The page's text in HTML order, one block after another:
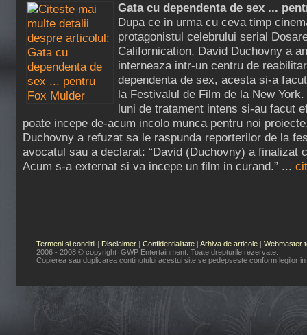
Gata cu dependenta de sex ...
Dupa ce in urma cu ceva timp
protagonistul celebrului serial
Californication, David Duchovny a
interneaza intr-un centru de
dependenta de sex, acesta si-a
la Festivalul de Film de la New
luni de tratament intens si-au facut
poate incepe de-acum incolo munca pentru noi
Duchovny a refuzat sa le raspunda reporterilor de la
avocatul sau a declarat: “David (Duchovny) a finalizat
Acum s-a externat si va incepe un film in curand.” ...
Termeni si conditii | Disclaimer | Confidentialitate | Arhiva de articole | Webmaster
2006 - 2008 © copyright GWP Entertainment. Toate drepturile rezervate.
Copierea sau duplicarea continutului acestui site se pedepseste conform legilor